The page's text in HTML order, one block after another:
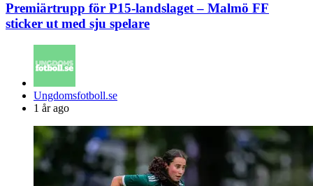
Premiärtrupp för P15-landslaget – Malmö FF
sticker ut med sju spelare
Posted
by
Ungdomsfotboll.se
1 år ago